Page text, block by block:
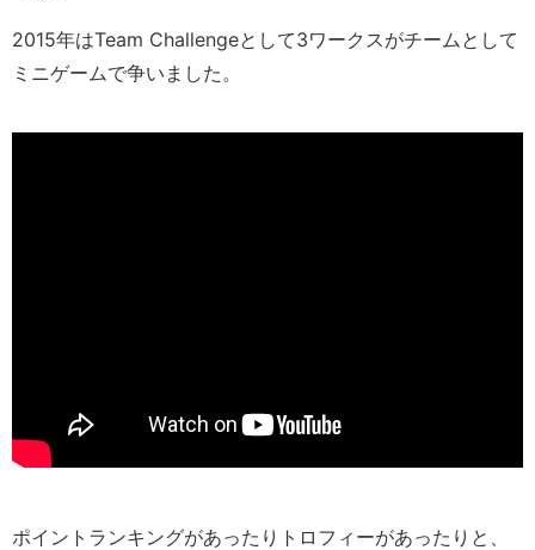
2015年はTeam Challengeとして3ワークスがチームとして
ミニゲームで争いました。
ポイントランキングがあったりトロフィーがあったりと、